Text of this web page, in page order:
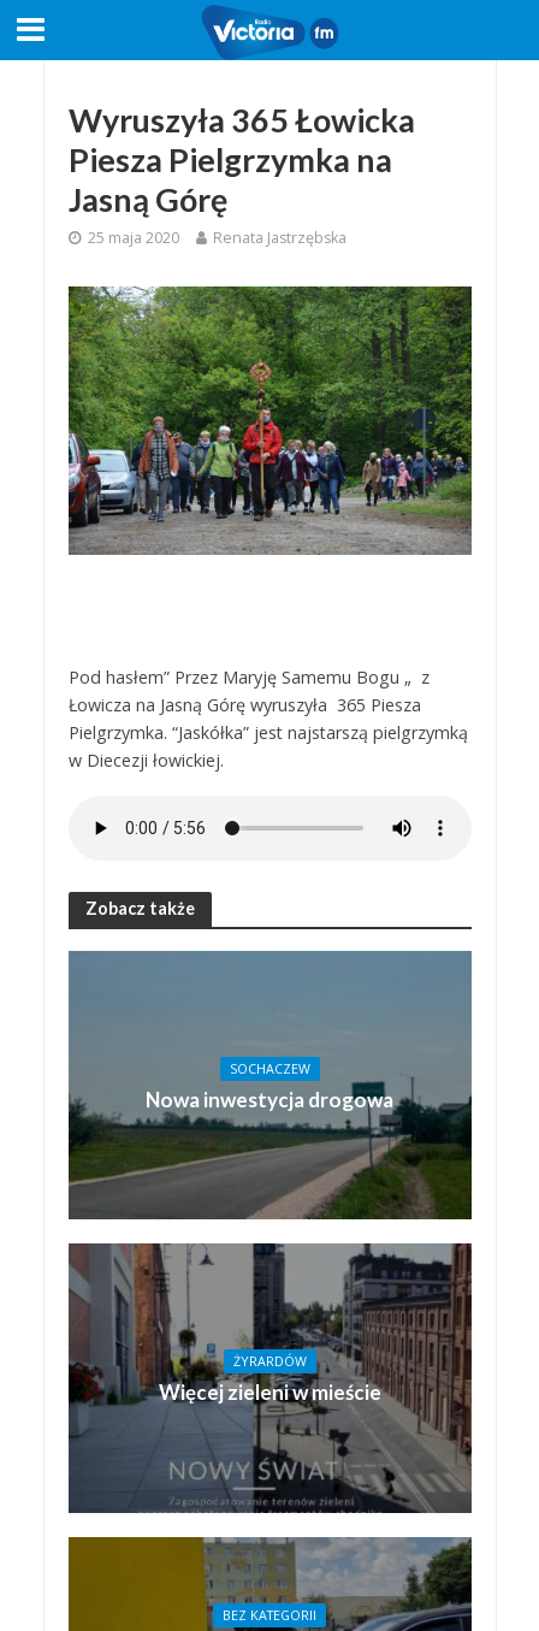
Wyruszyła 365 Łowicka
Piesza Pielgrzymka na
Jasną Górę
25 maja 2020 Renata Jastrzębska
Pod hasłem” Przez Maryję Samemu Bogu „ z
Łowicza na Jasną Górę wyruszyła 365 Piesza
Pielgrzymka. “Jaskółka” jest najstarszą pielgrzymką
w Diecezji łowickiej.
Zobacz także
SOCHACZEW
Nowa inwestycja drogowa
ŻYRARDÓW
Więcej zieleni w mieście
BEZ KATEGORII